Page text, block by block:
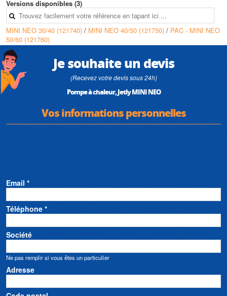
Versions disponibles (3)
MINI NEO 30/40 (121740) / MINI NEO 40/50 (121750) / PAC - MINI NEO
50/60 (121760)
Je souhaite un devis
(Recevez votre devis sous 24h)
Pompe à chaleur, Jetly MINI NEO
Vos informations personnelles
Email *
Téléphone *
Société
Ne pas remplir si vous êtes un particulier
Adresse